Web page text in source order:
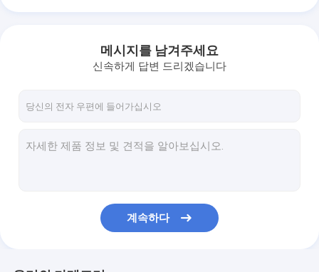
메시지를 남겨주세요
신속하게 답변 드리겠습니다
계속하다